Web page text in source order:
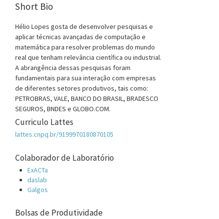
Short Bio
Hélio Lopes gosta de desenvolver pesquisas e
aplicar técnicas avançadas de computação e
matemática para resolver problemas do mundo
real que tenham relevância científica ou industrial.
A abrangência dessas pesquisas foram
fundamentais para sua interação com empresas
de diferentes setores produtivos, tais como:
PETROBRAS, VALE, BANCO DO BRASIL, BRADESCO
SEGUROS, BNDES e GLOBO.COM.
Curriculo Lattes
lattes.cnpq.br/9199970180870105
Colaborador de Laboratório
ExACTa
daslab
Galgos
Bolsas de Produtividade